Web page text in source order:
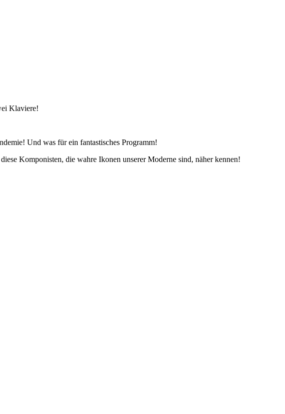
Klaviere!
Und was für ein fantastisches Programm!
Komponisten, die wahre Ikonen unserer Moderne sind, näher kennen!